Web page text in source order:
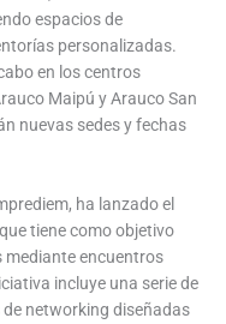
espacios de
personalizadas.
en los centros
Maipú y Arauco San
nuevas sedes y fechas
ha lanzado el
tiene como objetivo
mediante encuentros
incluye una serie de
networking diseñadas